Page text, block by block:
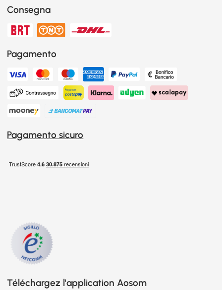
Consegna
Pagamento
Pagamento sicuro
Téléchargez l'application Aosom